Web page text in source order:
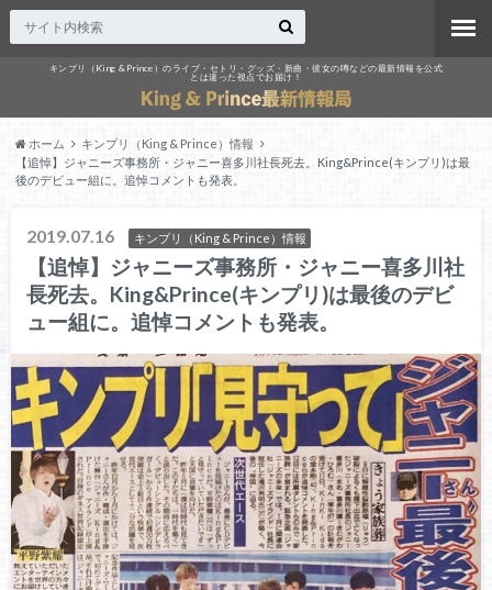
キンプリ（King & Prince）のライブ・セトリ・グッズ・新曲・彼女の噂などの最新情報を公式
とは違った視点でお届け！
ホーム
キンプリ（King & Prince）情報
【追悼】ジャニーズ事務所・ジャニー喜多川社長死去。King&Prince(キンプリ)は最
後のデビュー組に。追悼コメントも発表。
2019.07.16 キンプリ（King & Prince）情報
【追悼】ジャニーズ事務所・ジャニー喜多川社
長死去。King&Prince(キンプリ)は最後のデビ
ュー組に。追悼コメントも発表。